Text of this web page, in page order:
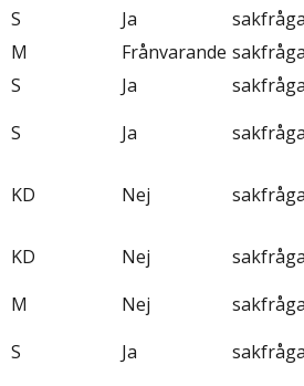
S Ja
M Frånvarande
S Ja
S Ja
KD Nej
KD Nej
M Nej
S Ja